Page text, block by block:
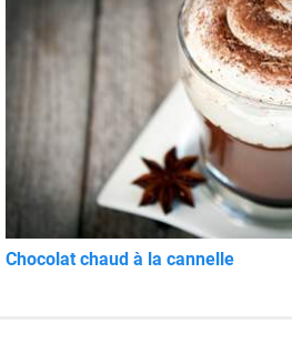
Chocolat chaud à la cannelle